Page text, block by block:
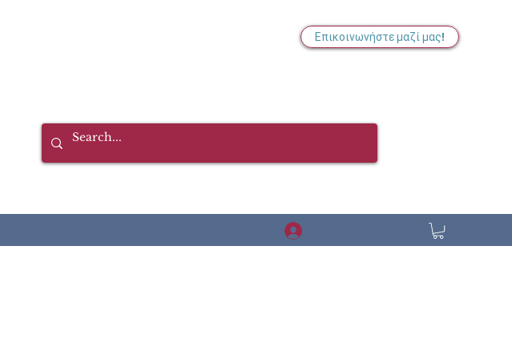
Επικοινωνήστε μαζί μας!